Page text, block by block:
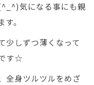
気になる事にも親
。
少しずつ薄くなって
す☆
全身ツルツルをめざ